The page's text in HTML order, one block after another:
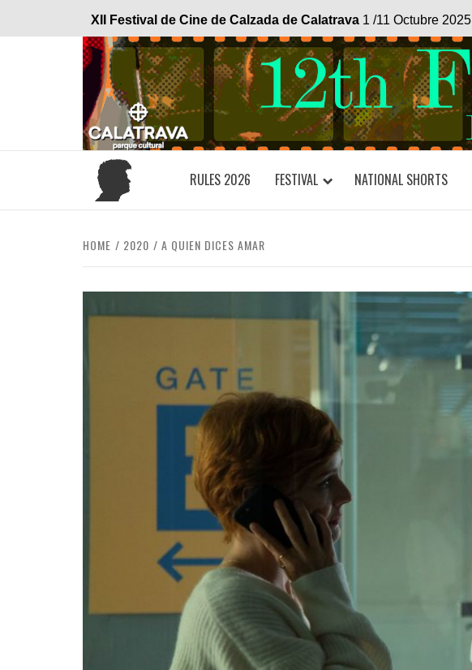
XII Festival de Cine de Calzada de Calatrava 1 /11 Octubre 2025
RULES 2026 FESTIVAL NATIONAL SHORTS
HOME 2020 A QUIEN DICES AMAR